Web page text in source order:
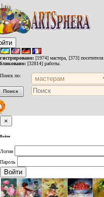
[1974] мастера, [373] посетителя.
[32814] работы.
Поиск по:
×
Войти
Логин
Пароль
Войти